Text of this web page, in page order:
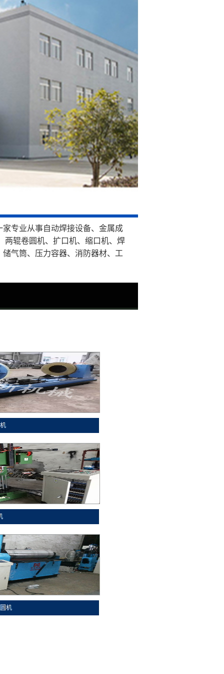
专业从事自动焊接设备、金属成
两辊卷圆机、扩口机、缩口机、焊
气筒、压力容器、消防器材、工
机